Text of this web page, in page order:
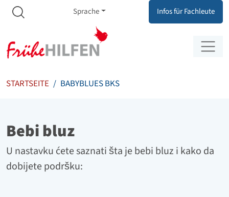
Zum Inhalt springen
Zur Navigation springen
Meta Navigation
Sprache Infos für Fachleute
STARTSEITE BABYBLUES BKS
Bebi bluz
U nastavku ćete saznati šta je bebi bluz i kako da
dobijete podršku: